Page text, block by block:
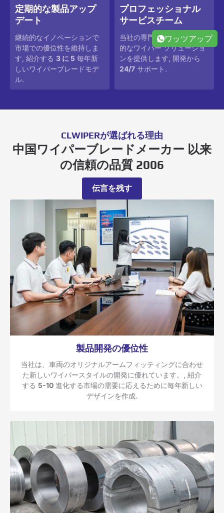
定期的な製品アップ
デート
継続的なイノベーションで
市場での優位性を維持しま
す, 紹介する 3 に 5 毎年新
しいワイパーブレードモデ
ル.
プロフェッショナル
サービスチーム
当社の専門家チームは包括
的なワイパー ソリューショ
ンを提供します, 開発から
24/7 サポート.
CLWIPERが選ばれる理由
中国ワイパーブレードメーカー 以来
の信頼の品質 2006
伝言を残す
製品開発の優位性
当社は、車両のオリジナルアームフィッティングに合わせ
た新しいワイパースタイルの開発に優れています。, 紹介
する 5-10進化する市場の需要に応えるために毎年新しい
デザインを作成.
ワッツアップ